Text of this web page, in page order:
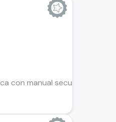
con manual secuencial,